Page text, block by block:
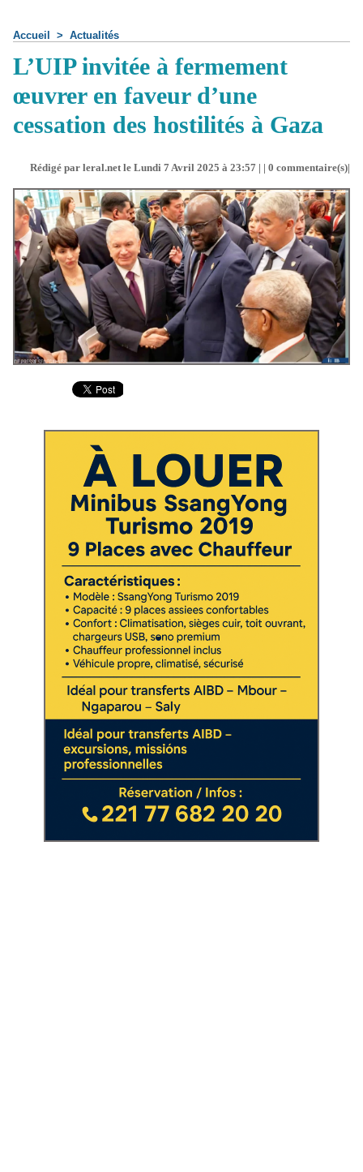
Accueil > Actualités
L’UIP invitée à fermement
œuvrer en faveur d’une
cessation des hostilités à Gaza
Rédigé par leral.net le Lundi 7 Avril 2025 à 23:57 | | 0 commentaire(s)|